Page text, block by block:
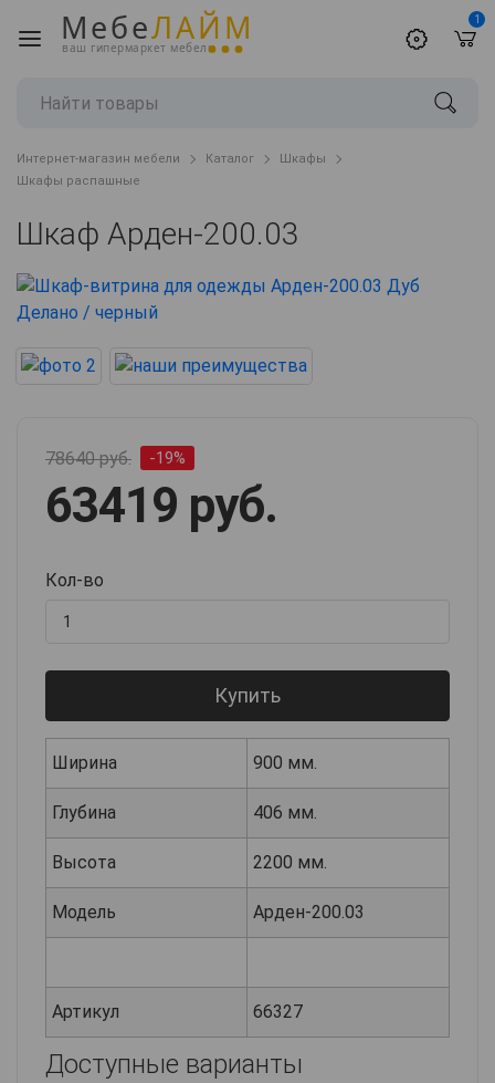
МебеЛАЙМ
ваш гипермаркет мебели
1
Интернет-магазин мебели Каталог
Шкафы
Шкафы распашные
Шкаф Арден-200.03
78640 руб. -19%
63419 руб.
Кол-во
Купить
Ширина 900 мм.
Глубина 406 мм.
Высота 2200 мм.
Модель Арден-200.03
Артикул 66327
Доступные варианты